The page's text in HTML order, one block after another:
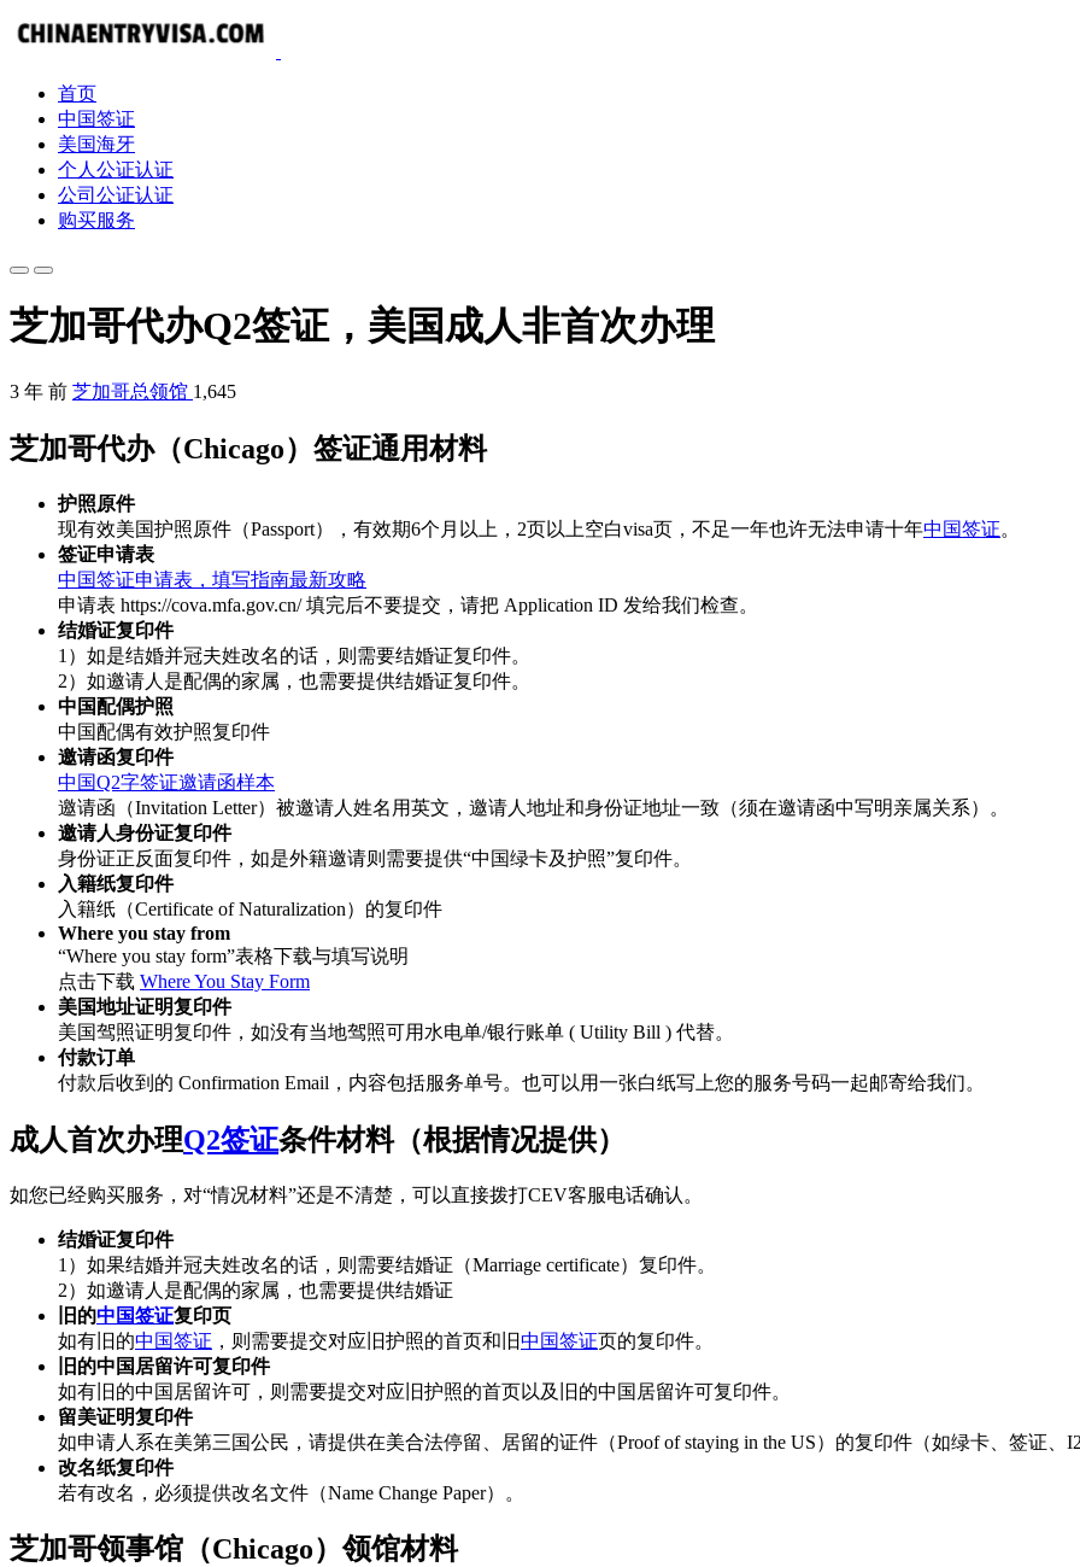
首页
中国签证
美国海牙
个人公证认证
公司公证认证
购买服务
芝加哥代办Q2签证，美国成人非首次办理
3 年 前 芝加哥总领馆 1,645
芝加哥代办（Chicago）签证通用材料
护照原件
现有效美国护照原件（Passport），有效期6个月以上，2页以上空白visa页，不足一年也许无法申请十年中国签证。
签证申请表
中国签证申请表，填写指南最新攻略
申请表 https://cova.mfa.gov.cn/ 填完后不要提交，请把 Application ID 发给我们检查。
结婚证复印件
1）如是结婚并冠夫姓改名的话，则需要结婚证复印件。
2）如邀请人是配偶的家属，也需要提供结婚证复印件。
中国配偶护照
中国配偶有效护照复印件
邀请函复印件
中国Q2字签证邀请函样本
邀请函（Invitation Letter）被邀请人姓名用英文，邀请人地址和身份证地址一致（须在邀请函中写明亲属关系）。
邀请人身份证复印件
身份证正反面复印件，如是外籍邀请则需要提供“中国绿卡及护照”复印件。
入籍纸复印件
入籍纸（Certificate of Naturalization）的复印件
Where you stay from
“Where you stay form”表格下载与填写说明
点击下载 Where You Stay Form
美国地址证明复印件
美国驾照证明复印件，如没有当地驾照可用水电单/银行账单 ( Utility Bill ) 代替。
付款订单
付款后收到的 Confirmation Email，内容包括服务单号。也可以用一张白纸写上您的服务号码一起邮寄给我们。
成人首次办理Q2签证条件材料（根据情况提供）
如您已经购买服务，对“情况材料”还是不清楚，可以直接拨打CEV客服电话确认。
结婚证复印件
1）如果结婚并冠夫姓改名的话，则需要结婚证（Marriage certificate）复印件。
2）如邀请人是配偶的家属，也需要提供结婚证
旧的中国签证复印页
如有旧的中国签证 ，则需要提交对应旧护照的首页和旧中国签证页的复印件。
旧的中国居留许可复印件
如有旧的中国居留许可，则需要提交对应旧护照的首页以及旧的中国居留许可复印件。
留美证明复印件
如申请人系在美第三国公民，请提供在美合法停留、居留的证件（Proof of staying in the US）的复印件（如绿卡、签证、
改名纸复印件
若有改名，必须提供改名文件（Name Change Paper）。
芝加哥领事馆（Chicago）领馆材料